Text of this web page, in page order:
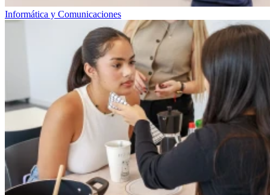
Informática y Comunicaciones